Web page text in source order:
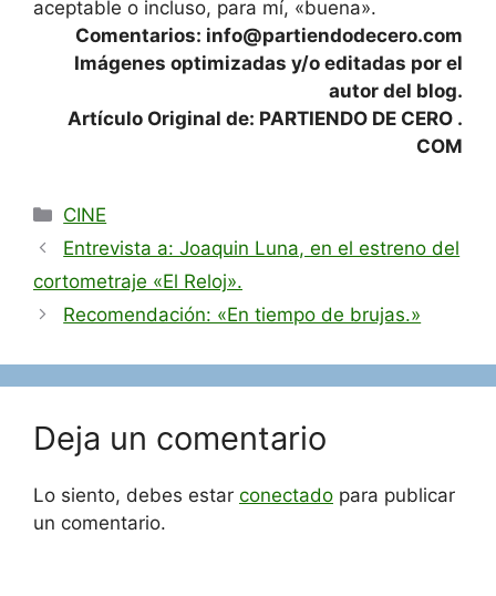
aceptable o incluso, para mí, «buena».
Comentarios: info@partiendodecero.com
Imágenes optimizadas y/o editadas por el
autor del blog.
Artículo Original de: PARTIENDO DE CERO .
COM
Categorías
CINE
Entrevista a: Joaquin Luna, en el estreno del
cortometraje «El Reloj».
Recomendación: «En tiempo de brujas.»
Deja un comentario
Lo siento, debes estar conectado para publicar
un comentario.